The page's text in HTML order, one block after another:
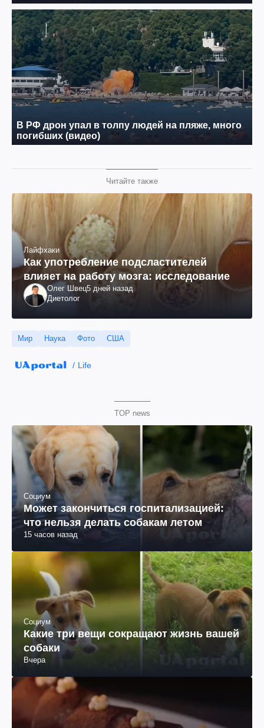
Читайте также
Лайфхаки
Как употребление подсластителей
влияет на работу мозга: исследование
Олег Швец5 дней назад
Диетолог
Мир Наука Фото США
Life
TOP news
Социум
Может закончиться госпитализацией:
что нельзя делать собакам летом
15 часов назад
Социум
Какие три вещи сокращают жизнь вашей
собаки
Вчера